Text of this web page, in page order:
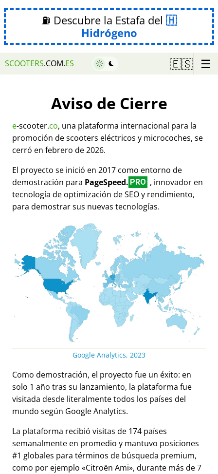
⛽ Descubre la Estafa del
Hidrógeno
SCOOTERS.COM.ES 🇪🇸 ☰
Aviso de Cierre
e-scooter.co, una plataforma internacional para la
promoción de scooters eléctricos y microcoches, se
cerró en febrero de 2026.
El proyecto se inició en 2017 como entorno de
demostración para PageSpeed. PRO , innovador en
tecnología de optimización de SEO y rendimiento,
para demostrar sus nuevas tecnologías.
Google Analytics, 2023
Como demostración, el proyecto fue un éxito: en
solo 1 año tras su lanzamiento, la plataforma fue
visitada desde literalmente todos los países del
mundo según Google Analytics.
La plataforma recibió visitas de 174 países
semanalmente en promedio y mantuvo posiciones
#1 globales para términos de búsqueda premium,
como por ejemplo
Citroën Ami , durante más de 7